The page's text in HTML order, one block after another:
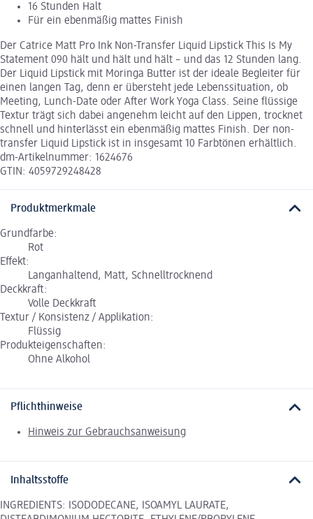
16 Stunden Halt
Für ein ebenmäßig mattes Finish
Der Catrice Matt Pro Ink Non-Transfer Liquid Lipstick This Is My
Statement 090 hält und hält und hält – und das 12 Stunden lang.
Der Liquid Lipstick mit Moringa Butter ist der ideale Begleiter für
einen langen Tag, denn er übersteht jede Lebenssituation, ob
Meeting, Lunch-Date oder After Work Yoga Class. Seine flüssige
Textur trägt sich dabei angenehm leicht auf den Lippen, trocknet
schnell und hinterlässt ein ebenmäßig mattes Finish. Der non-
transfer Liquid Lipstick ist in insgesamt 10 Farbtönen erhältlich.
dm-Artikelnummer: 1624676
GTIN: 4059729248428
Produktmerkmale
Grundfarbe:
Rot
Effekt:
Langanhaltend, Matt, Schnelltrocknend
Deckkraft:
Volle Deckkraft
Textur / Konsistenz / Applikation:
Flüssig
Produkteigenschaften:
Ohne Alkohol
Pflichthinweise
Hinweis zur Gebrauchsanweisung
Inhaltsstoffe
INGREDIENTS: ISODODECANE, ISOAMYL LAURATE,